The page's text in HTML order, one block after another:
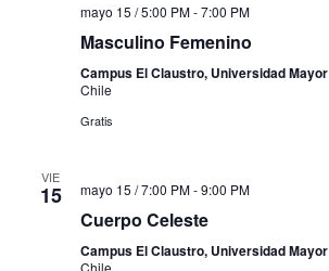
mayo 15 / 5:00 PM-7:00 PM
Masculino Femenino
Campus El Claustro, Universidad Mayor
Chile
Gratis
VIE
15 mayo 15 / 7:00 PM-9:00 PM
Cuerpo Celeste
Campus El Claustro, Universidad Mayor
Chile